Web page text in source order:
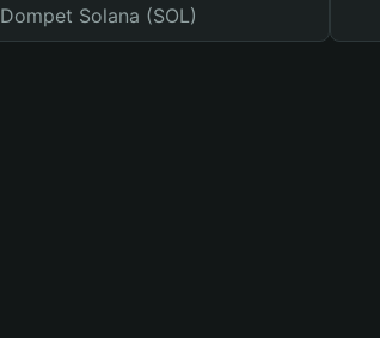
Dompet Solana (SOL)